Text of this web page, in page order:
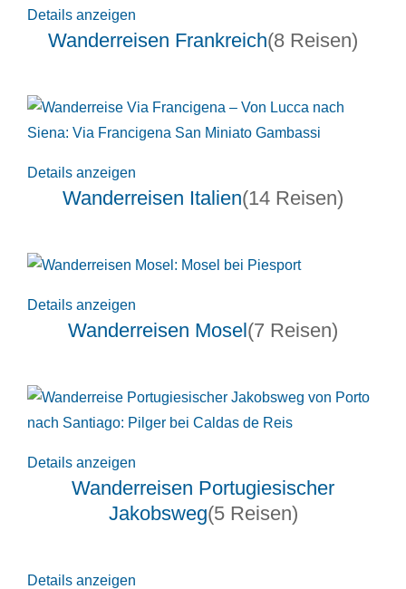
Details anzeigen
Wanderreisen Frankreich(8 Reisen)
Details anzeigen
Wanderreisen Italien(14 Reisen)
Details anzeigen
Wanderreisen Mosel(7 Reisen)
Details anzeigen
Wanderreisen Portugiesischer
Jakobsweg(5 Reisen)
Details anzeigen